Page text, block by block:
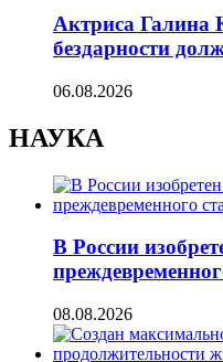
Актриса Галина
бездарности
06.08.2026
НАУКА
В России
08.08.2026